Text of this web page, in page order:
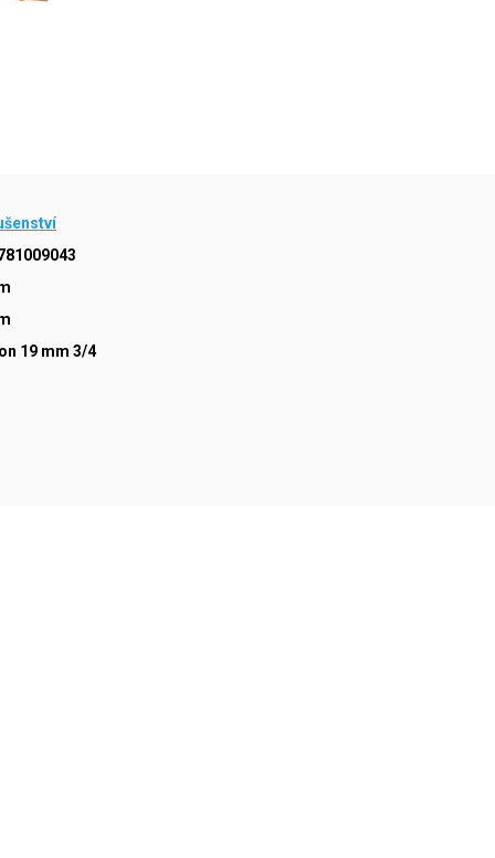
19 mm 3/4